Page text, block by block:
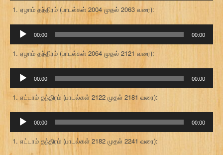
ஏழாம் தந்திரம் (பாடல்கள் 2004 முதல் 2063 வரை):
கருவி
00:00 00:00
ஏழாம் தந்திரம் (பாடல்கள் 2064 முதல் 2121 வரை):
கருவி
00:00 00:00
எட்டாம் தந்திரம் (பாடல்கள் 2122 முதல் 2181 வரை):
கருவி
00:00 00:00
எட்டாம் தந்திரம் (பாடல்கள் 2182 முதல் 2241 வரை):